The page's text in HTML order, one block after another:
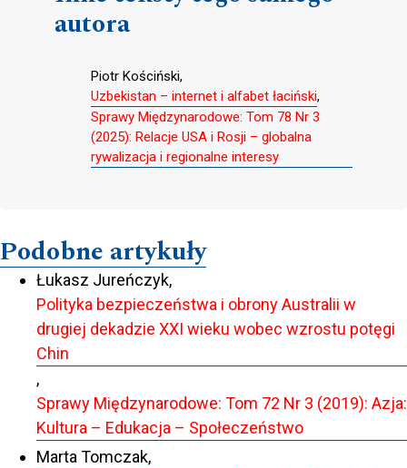
autora
Piotr Kościński,
Uzbekistan – internet i alfabet łaciński,
Sprawy Międzynarodowe: Tom 78 Nr 3
(2025): Relacje USA i Rosji – globalna
rywalizacja i regionalne interesy
Podobne artykuły
Łukasz Jureńczyk,
Polityka bezpieczeństwa i obrony Australii w
drugiej dekadzie XXI wieku wobec wzrostu potęgi
Chin
,
Sprawy Międzynarodowe: Tom 72 Nr 3 (2019): Azja:
Kultura – Edukacja – Społeczeństwo
Marta Tomczak,